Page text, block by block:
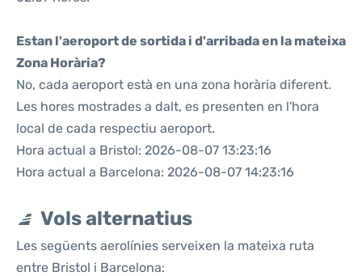
Estan l'aeroport de sortida i d'arribada en la mateixa
Zona Horària?
No, cada aeroport està en una zona horària diferent.
Les hores mostrades a dalt, es presenten en l'hora
local de cada respectiu aeroport.
Hora actual a Bristol: 2026-08-07 13:23:16
Hora actual a Barcelona: 2026-08-07 14:23:16
Vols alternatius
Les següents aerolínies serveixen la mateixa ruta
entre Bristol i Barcelona: